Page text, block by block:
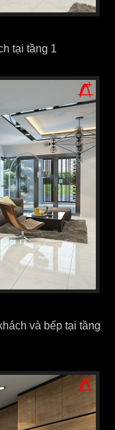
tại tầng 1
và bếp tại tầng